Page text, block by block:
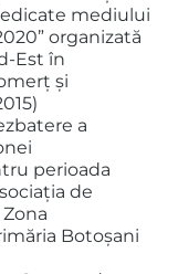
mediului
organizată
Est în
și
a
perioada
de
Botoșani